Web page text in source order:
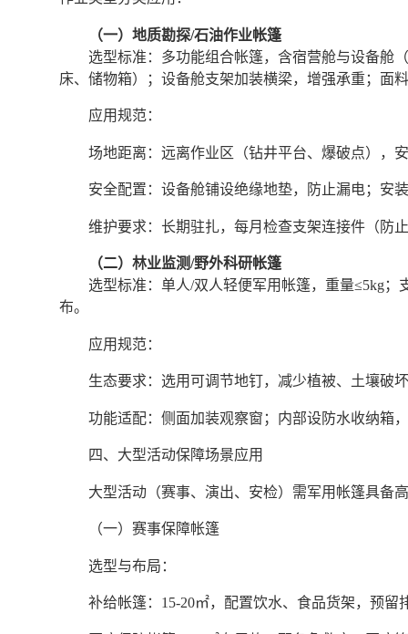
（一）地质勘探/石油作业帐篷
选型标准：多功能组合帐篷，含宿营舱与设备舱
床、储物箱）；设备舱支架加装横梁，增强承重；面
应用规范：
场地距离：远离作业区（钻井平台、爆破点），
安全配置：设备舱铺设绝缘地垫，防止漏电；安
维护要求：长期驻扎，每月检查支架连接件（防
（二）林业监测/野外科研帐篷
选型标准：单人/双人轻便军用帐篷，重量≤5kg
布。
应用规范：
生态要求：选用可调节地钉，减少植被、土壤破
功能适配：侧面加装观察窗；内部设防水收纳箱
四、大型活动保障场景应用
大型活动（赛事、演出、安检）需军用帐篷具备
（一）赛事保障帐篷
选型与布局：
补给帐篷：15-20㎡，配置饮水、食品货架，预留